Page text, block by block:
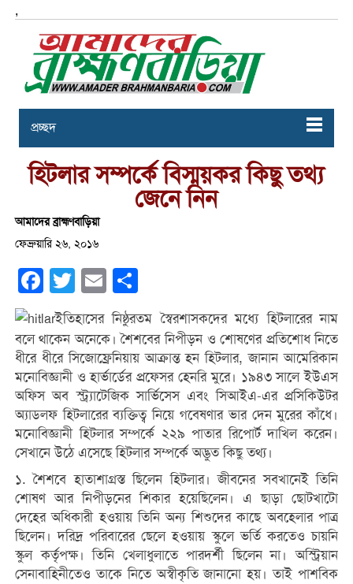
,
প্রচ্ছদ
হিটলার সম্পর্কে বিস্ময়কর কিছু তথ্য
জেনে নিন
আমাদের ব্রাহ্মণবাড়িয়া
ফেব্রুয়ারি ২৬, ২০১৬
Facebook
Twitter Email
ইতিহাসের নিষ্ঠুরতম স্বৈরশাসকদের মধ্যে হিটলারের নাম
বলে থাকেন অনেকে। শৈশবের নিপীড়ন ও শোষণের প্রতিশোধ নিতে
ধীরে ধীরে সিজোফ্রেনিয়ায় আক্রান্ত হন হিটলার, জানান আমেরিকান
মনোবিজ্ঞানী ও হার্ভার্ডের প্রফেসর হেনরি মুরে। ১৯৪৩ সালে ইউএস
অফিস অব স্ট্র্যাটেজিক সার্ভিসেস এবং সিআইএ-এর প্রসিকিউটর
অ্যাডলফ হিটলারের ব্যক্তিত্ব নিয়ে গবেষণার ভার দেন মুরের কাঁধে।
মনোবিজ্ঞানী হিটলার সম্পর্কে ২২৯ পাতার রিপোর্ট দাখিল করেন।
সেখানে উঠে এসেছে হিটলার সম্পর্কে অদ্ভুত কিছু তথ্য।
১. শৈশবে হাতাশাগ্রস্ত ছিলেন হিটলার। জীবনের সবখানেই তিনি
শোষণ আর নিপীড়নের শিকার হয়েছিলেন। এ ছাড়া ছোটখাটো
দেহের অধিকারী হওয়ায় তিনি অন্য শিশুদের কাছে অবহেলার পাত্র
ছিলেন। দরিদ্র পরিবারের ছেলে হওয়ায় স্কুলে ভর্তি করতেও চায়নি
স্কুল কর্তৃপক্ষ। তিনি খেলাধুলাতে পারদর্শী ছিলেন না। অস্ট্রিয়ান
সেনাবাহিনীতেও তাকে নিতে অস্বীকৃতি জানানো হয়। তাই পাশবিক